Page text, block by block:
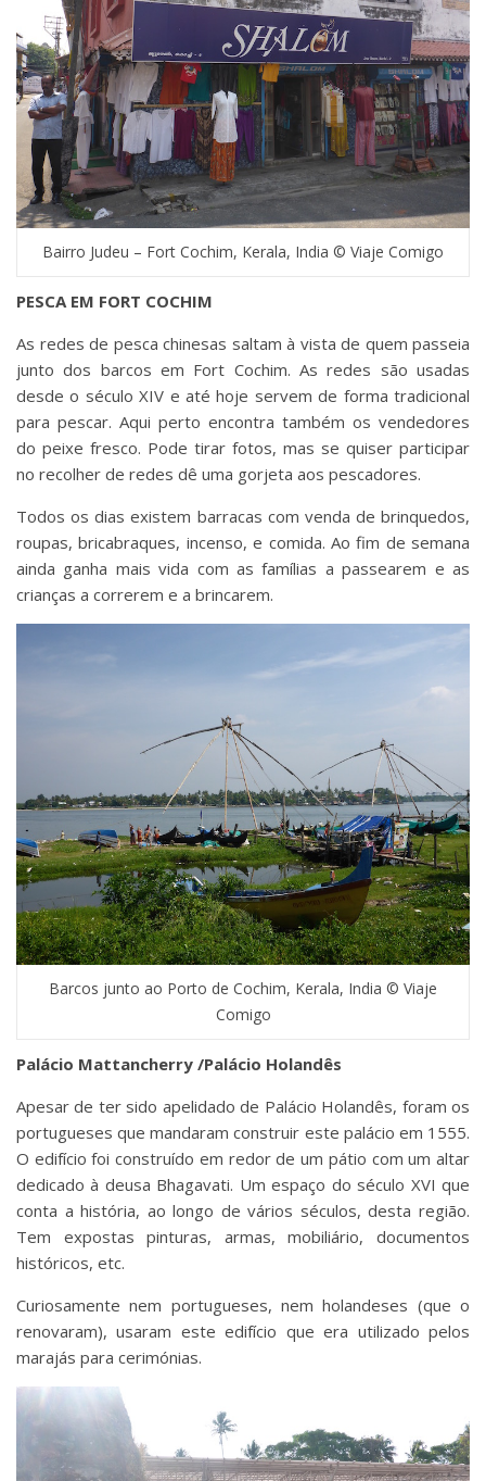
Bairro Judeu – Fort Cochim, Kerala, India © Viaje Comigo
PESCA EM FORT COCHIM
As redes de pesca chinesas saltam à vista de quem passeia
junto dos barcos em Fort Cochim. As redes são usadas
desde o século XIV e até hoje servem de forma tradicional
para pescar. Aqui perto encontra também os vendedores
do peixe fresco. Pode tirar fotos, mas se quiser participar
no recolher de redes dê uma gorjeta aos pescadores.
Todos os dias existem barracas com venda de brinquedos,
roupas, bricabraques, incenso, e comida. Ao fim de semana
ainda ganha mais vida com as famílias a passearem e as
crianças a correrem e a brincarem.
Barcos junto ao Porto de Cochim, Kerala, India © Viaje
Comigo
Palácio Mattancherry /Palácio Holandês
Apesar de ter sido apelidado de Palácio Holandês, foram os
portugueses que mandaram construir este palácio em 1555.
O edifício foi construído em redor de um pátio com um altar
dedicado à deusa Bhagavati. Um espaço do século XVI que
conta a história, ao longo de vários séculos, desta região.
Tem expostas pinturas, armas, mobiliário, documentos
históricos, etc.
Curiosamente nem portugueses, nem holandeses (que o
renovaram), usaram este edifício que era utilizado pelos
marajás para cerimónias.